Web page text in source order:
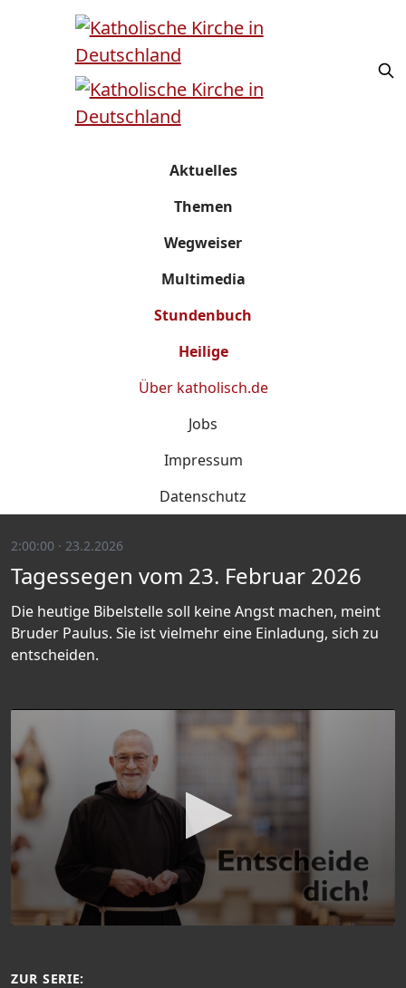
Aktuelles
Themen
Wegweiser
Multimedia
Stundenbuch
Heilige
Über katholisch.de
Jobs
Impressum
Datenschutz
2:00:00 · 23.2.2026
Tagessegen vom 23. Februar 2026
Die heutige Bibelstelle soll keine Angst machen, meint
Bruder Paulus. Sie ist vielmehr eine Einladung, sich zu
entscheiden.
ZUR SERIE: